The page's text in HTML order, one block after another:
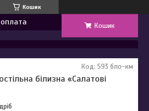
Кошик
Кошик
білизна «Салатові
Код: 593 бло-км